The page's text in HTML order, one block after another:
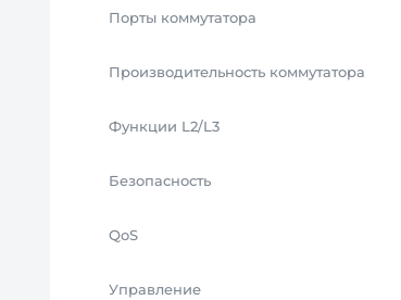
Порты коммутатора
Производительность коммутатора
Функции L2/L3
Безопасность
QoS
Управление